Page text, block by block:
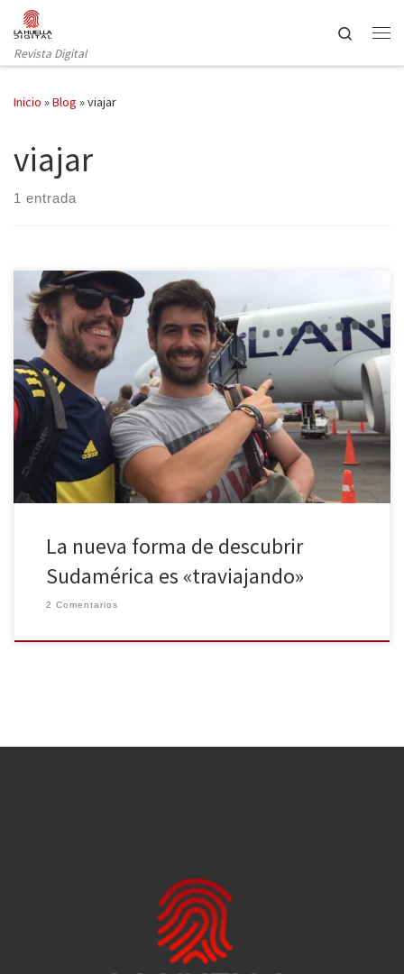
Saltar al contenido
Revista Digital
Search
Inicio »Blog »viajar
viajar
1 entrada
El concurso Destino Sudamérica ofrece la posibilidad de recorrer
durante tres meses varios puntos de Sudamérica con un único
requisito: documentar y compartir la experiencia en la web del
concurso. Las aventuras y emociones están garantizadas. Destino
Sudamérica, concurso posible gracias al grupo de aerolíneas
LATAM, comienza en 2014 con los tres […]
La nueva forma de descubrir
Sudamérica es «traviajando»
2 Comentarios